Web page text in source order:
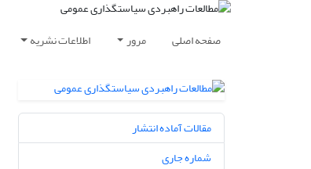
صفحه اصلی مرور اطلاعات نشریه
مقالات آماده انتشار
شماره جاری